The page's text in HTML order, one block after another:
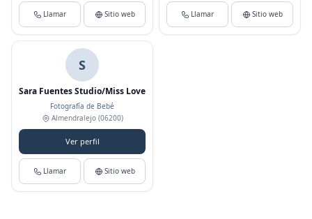
Llamar Sitio web Llamar Sitio web
S
Sara Fuentes Studio/Miss Love
Fotografía de Bebé
Almendralejo(06200)
Ver perfil
Llamar Sitio web